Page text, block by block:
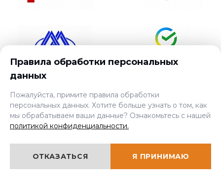
Правила обработки персональных
данных
Пожалуйста, примите правила обработки
персональных данных. Хотите больше узнать о том, как
мы обрабатываем ваши данные? Ознакомьтесь с нашей
политикой конфиденциальности.
ОТКАЗАТЬСЯ Я ПРИНИМАЮ